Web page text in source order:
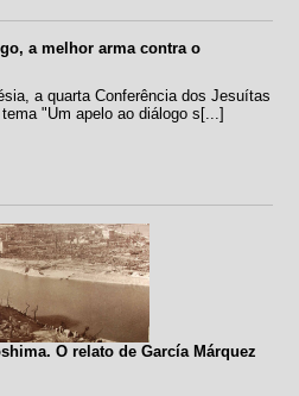
a melhor arma contra o
a quarta Conferência dos Jesuítas
"Um apelo ao diálogo s[...]
O relato de García Márquez